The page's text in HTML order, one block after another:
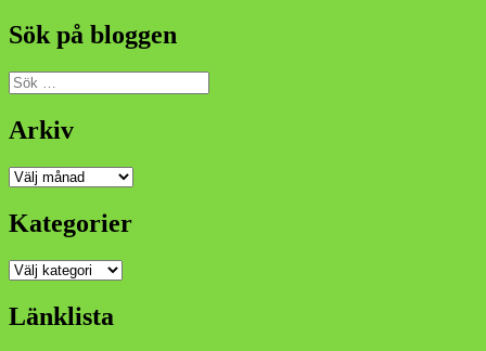
Sök på bloggen
Sök
efter:
Arkiv
Arkiv
Kategorier
Kategorier
Länklista